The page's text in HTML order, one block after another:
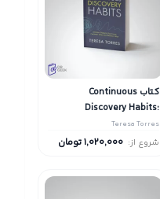
کتاب Continuous
Discovery Habits:
Discover Products that
Create Customer Value
Teresa Torres
شروع از: 1,020,000تومان